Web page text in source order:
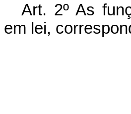
Art. 2º As
em lei,